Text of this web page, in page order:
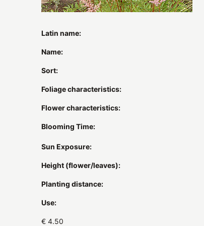
Latin name:
Name:
Sort:
Foliage characteristics:
Flower characteristics:
Blooming Time:
Sun Exposure:
Height (flower/leaves):
Planting distance:
Use:
€ 4.50